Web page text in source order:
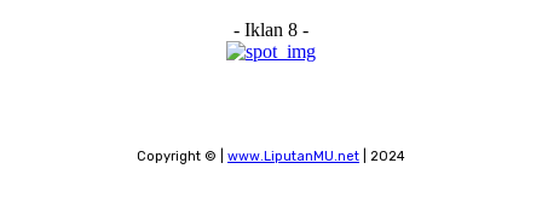
- Iklan 8 -
Copyright © | www.LiputanMU.net | 2024